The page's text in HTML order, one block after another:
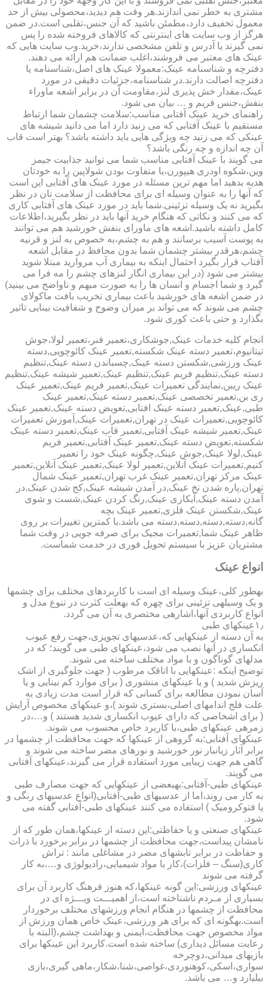
مشتری به خطر نمی اندازند.هر وقت هم دیدید،محصولی بیش از حد
معمول تخفیف دارد،مطمئن باشید که آن جنس،تقلبی است.در ضمن
هرگز از وب سایت های اینترنتی که کالاهای فروخته شده را پس
نمی گیرند یا آدرس و تلفن مشخصی ندارند،خرید.وب سایت هایی که
عینک های معتبر می فروشند،اغلب ضمانت هم ارائه می دهند.
دفترچه و شناسنامه عینک:معمولا عینک های اصل،شناسنامه یا
دفترچه اصالت دارند.در شناسنامه،جزئیات دقیقی در مورد
عینک،مقدار خش پذیری لنز،مقاومت آن در برابر اشعه ماوراء
بنفش،جنس فریم و … بیان می شود.
راهنمای خرید عینک آفتابی مناسب:سلامت چشمان شما ارتباط
مستقیم با عینک آفتابی که می زنید دارد اما می دانید شیشه های
عینکی که می زنید چه ویژگی هایی باید داشته باشد؟ بهتر است قاب
آن چه اندازه و چه رنگی باشد؟
می گویند با عینک آفتابی مناسب شما می توانید جذابیت جیمز
وین،شکوه اودری هیپورن،یا متفاوت بودن شولاپین را به خودتان
هدیه بدهید اما مهم ترین مسئله در مورد عینک های آفتابی این است
که آنها را به عنوان وسیله ای برای محافظت از سلامت تان در نظر
بگیرید نه یک وسیله تزئینی.شما باید در مورد عینک های آفتابی کاری
که می کنند و نکاتی که هنگام خرید آنها باید در نظر بگیرید،اطلاعات
کامل داشته باشید.اشعه های ماورای بنفش خورشید هم می توانند
به پوست آسیب برسانند و هم به چشم،به خصوص به لنز و قرنیه
چشم،هرقدر بیشتر چشمان شما بدون محافظ در مقابل اشعه
آفتاب قرار بگیرد احتمال اینکه به بیماری آب مروارید مبتلا شوید
بیشتر می شود (در این بیماری انگار لنزهای چشم را مه فرا می
گیرد و شما اجسام و انسان ها را به صورت مبهم و ناواضح می بینید)
در ضمن اشعه های خورشید باعث بیماری تخریب بافت ماکولای
چشم می شوند که می تواند بر میزان وضوح و شفافیت بینایی تاثیر
بگذارد و حتی باعث کوری شود.
انجام کلیه خدمات عینک,جوشکاری،تعمیر فنر،تعمیر لولا،جوش
تیتانیوم،تعمیر دسته عینک شکسته,تعمیر عینک کائوچویی,دسته
عینک ورزشی,شکستن دسته عینک,چسباندن دسته عینک,تنظیم
دسته عینک,تنظیم فریم عینک,تنظیم عینک,تعمیر شیشه عینک,تنظیم
عینک ریبن,نمایندگی تعمیرات عینک,تعمیر فریم عینک,تعمیر عینک
ری بن,تعمیر تخصصی عینک,تعمیر دسته عینک,تعمیر عینک
طبی,عینک,تعمیر دسته عینک افتابی,تعویض دسته عینک,تعمیر عینک
کائوچویی,تعمیرات عینک در تهران,تعمیرات عینک,آموزش تعمیرات
عینک,تعمیر شیشه عینک آفتابی,تعمیر قاب عینک,تعمیر دسته عینک
شکسته,تعویض دسته عینک,تعمیر عینک آفتابی,تعمیر فریم
عینک,لولا عینک,جوش عینک,چگونه عینک خود را تعمیر
کنیم,تعمیرات عینک آنلاین,تعمیر لولا عینک,تعمیر عینک آنلاین,تعمیر
عینک مرکز تهران,تعمیر عینک غرب تهران,تعمیر عینک شمال
تهران,پاره شدن نخ عینک,در آمدن شیشه عینک,کج شدن عینک,در
آمدن دسته عینک,آبکاری عینک,رنگ کردن عینک,شست و شوی
عینک,شکستن عینک فلزی,تعمیر عینک بچه
گانه,دسته,دسته,دسته,دسته می باشد.با کمترین تغییرات بر روی
ظاهر عینک شما,تعمیرات مجیک برای صرفه جویی در وقت شما
مشتریان عزیز با سیستم تحویل فوری در خدمت شماست.
انواع عینک
به­طور کلی،عینک وسیله ای است با کاربردهای مختلف برای چشمها
و یک وسیله­ی تزئینی برای چهره که به­علت کثرت در تنوع مدل و
انواع کاربردی آنها،اشاره­ی مختصری به آن می گردد.
۱٫عینکهای طبی
به آن دسته از عینکهایی که،عدسیهای تجویزی،جهت رفع عیوب
انکساری در آنها نصب می شود،عینکهای طبی می گویند؛ که در
مدلهای گوناگون و با مواد مختلف ساخته می شوند.
توضیح اینکه :عینکهایی با اتاقک مرطوب ( جهت جلوگیری از اشک
ریزش شدید ) و یا عینکهای منشوری ( برای موارد کم بینایی و یا
آسان نمودن مطالعه برای کسانی که قرار است مدت زیادی به
علت فلج اندامهای اصلی،بستری شوند )،و عینکهای مخصوص آرایش
( برای اشخاصی که دارای عیوب انکساری شدید هستند ) و…،در
زمره­ی عینکهای طبی،با کاربرد خاص محسوب می شوند.
عینکهای آفتابی:به گروهی از عینکها که جهت محافظت از چشمها در
برابر آثار زیانبار نور خورشید و نورهای مضر ساخته می شوند و
گاهی هم جهت زیبایی مورد استفاده قرار می گیرند،عینکهای آفتابی
می گویند.
عینکهای طبی-آفتابی:به­بعضی از عینکهایی که جهت مصارف طبی
به کار می روند،اما از عدسیهای طبی-آفتابی(انواع عدسیهای رنگی و
یا فتوکرومیک ) استفاده می کنند عینکهای طبی-آفتابی گفته می
شود.
عینکهای صنعتی و یا حفاظتی:این دسته از عینکها،همان طور که از
نامشان پیداست،جهت محافظت از چشمها در برابر برخورد با ذرات
و حفاظت در برابر تابشهای مضر در مشاغلی مانند : تراش
کاری(سنگ – فلزات)،کار با مواد شیمیایی،رادیولوژی و…،به کار
گرفته می شوند
عینکهای ورزشی:این گونه عینکها،که هنوز فرهنگ کاربرد آن برای
بسیاری از مـردم ناشناخته است،از اهمیـــت ویـــژه ای در
محافظت از چشمها در هنگام انجام ورزشهای مختلف برخوردار
است.به­گونه ای که برای هر ورزشی،عینک خاص همان ورزش از
مواد مخصوص جهت محافظت،ایمنی و بهداشت چشم،(البته با
رعایت مسائل دیداری) ساخته شده است.کاربرد این عینکها برای
بازیهای میدانی،دوچرخه
سواری،اسکی،کوهنوردی،غواصی،شنا،شکار،ماهی گیری،بازی
بیلیارد و… می باشد.